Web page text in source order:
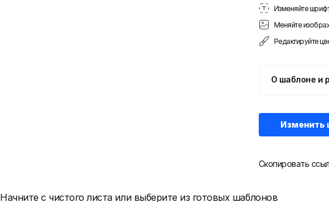
Изменяйте
Меняйте
Редактируйте
О шаблоне и
Изменить
Скопировать
Начните с чистого листа или выберите из готовых шаблонов